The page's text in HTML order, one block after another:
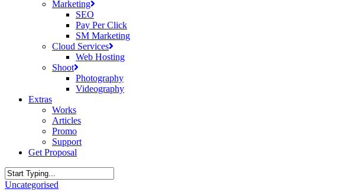
Marketing
SEO
Pay Per Click
SM Marketing
Cloud Services
Web Hosting
Shoot
Photography
Videography
Extras
Works
Articles
Promo
Support
Get Proposal
Close
Uncategorised